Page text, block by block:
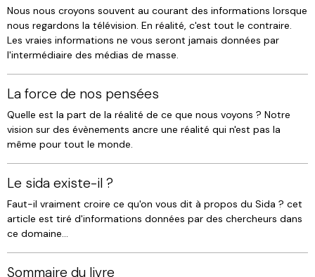
Nous nous croyons souvent au courant des informations lorsque
nous regardons la télévision. En réalité, c'est tout le contraire.
Les vraies informations ne vous seront jamais données par
l'intermédiaire des médias de masse.
La force de nos pensées
Quelle est la part de la réalité de ce que nous voyons ? Notre
vision sur des évènements ancre une réalité qui n'est pas la
même pour tout le monde.
Le sida existe-il ?
Faut-il vraiment croire ce qu'on vous dit à propos du Sida ? cet
article est tiré d'informations données par des chercheurs dans
ce domaine...
Sommaire du livre